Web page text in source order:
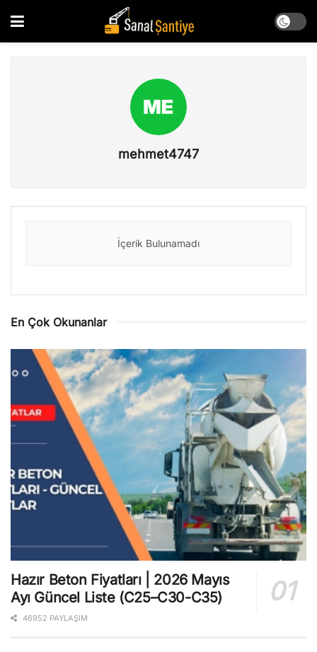
mehmet4747
İçerik Bulunamadı
En Çok Okunanlar
Hazır Beton Fiyatları | 2026 Mayıs
Ayı Güncel Liste (C25–C30-C35)
46952 PAYLAŞIM